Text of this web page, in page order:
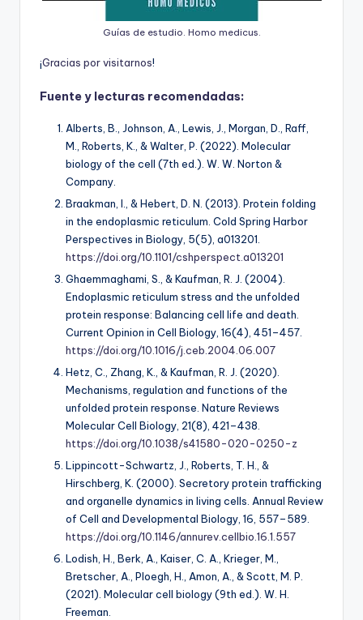
Guías de estudio. Homo medicus.
¡Gracias porvisitarnos!
Fuente y lecturas recomendadas:
Alberts, B., Johnson, A., Lewis, J., Morgan, D., Raff,
M., Roberts, K., & Walter, P. (2022). Molecular
biology of the cell (7th ed.). W. W. Norton &
Company.
Braakman, I., & Hebert, D. N. (2013). Protein folding
in the endoplasmic reticulum. Cold Spring Harbor
Perspectives in Biology, 5(5), a013201.
https://doi.org/10.1101/cshperspect.a013201
Ghaemmaghami, S., & Kaufman, R. J. (2004).
Endoplasmic reticulum stress and the unfolded
protein response: Balancing cell life and death.
Current Opinion in Cell Biology, 16(4), 451–457.
https://doi.org/10.1016/j.ceb.2004.06.007
Hetz, C., Zhang, K., & Kaufman, R. J. (2020).
Mechanisms, regulation and functions of the
unfolded protein response. Nature Reviews
Molecular Cell Biology, 21(8), 421–438.
https://doi.org/10.1038/s41580-020-0250-z
Lippincott-Schwartz, J., Roberts, T. H., &
Hirschberg, K. (2000). Secretory protein trafficking
and organelle dynamics in living cells. Annual Review
of Cell and Developmental Biology, 16, 557–589.
https://doi.org/10.1146/annurev.cellbio.16.1.557
Lodish, H., Berk, A., Kaiser, C. A., Krieger, M.,
Bretscher, A., Ploegh, H., Amon, A., & Scott, M. P.
(2021). Molecular cell biology(9th ed.). W. H.
Freeman.